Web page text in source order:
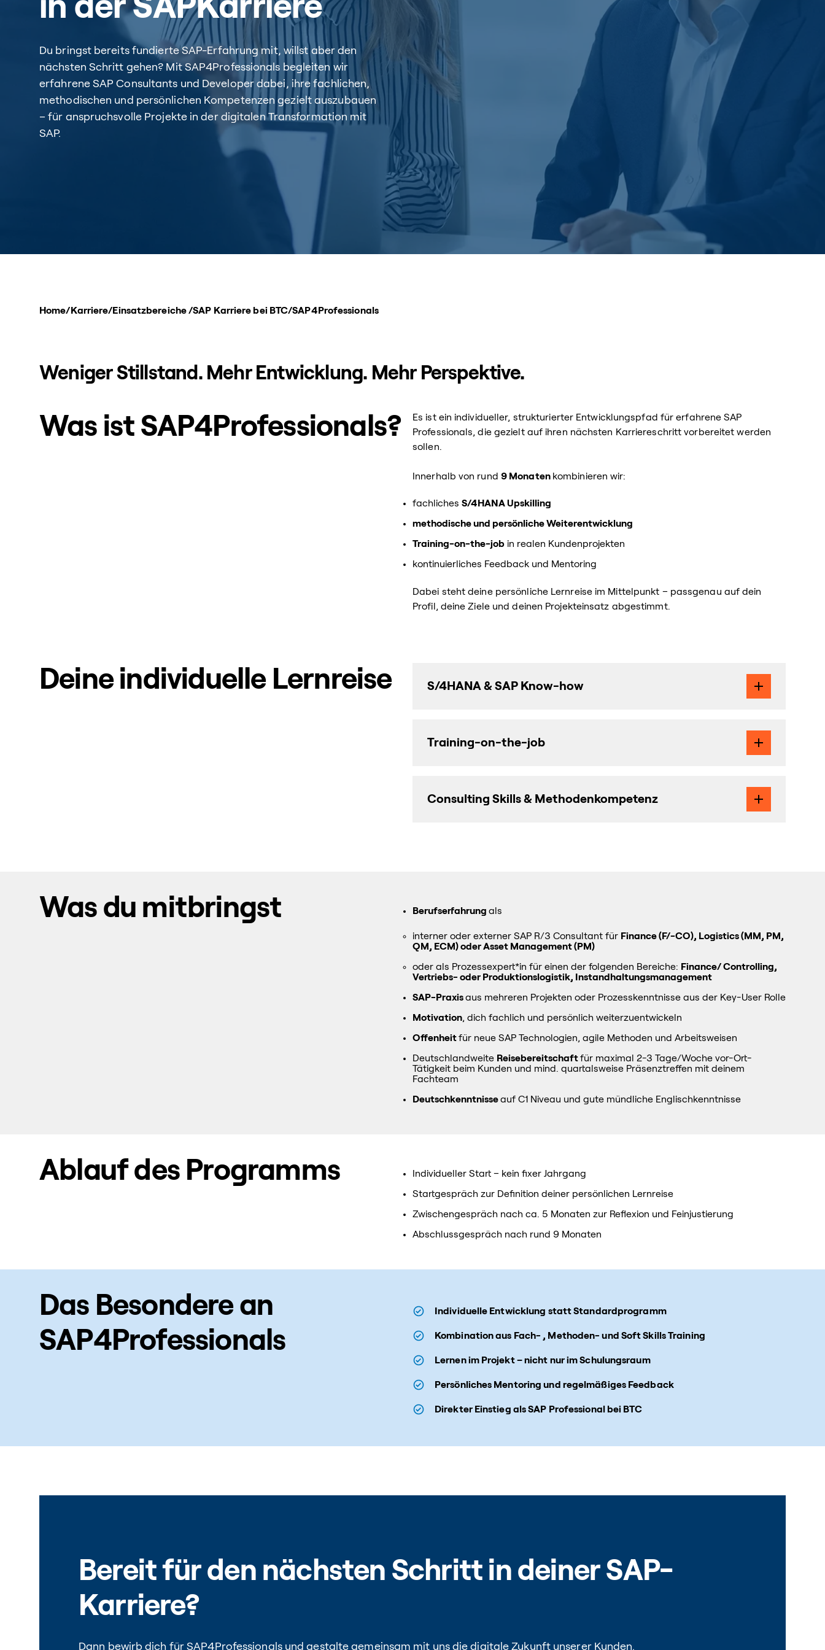
in der SAPKarriere
Du bringst bereits fundierte SAP-Erfahrung mit, willst aber den
nächsten Schritt gehen? Mit SAP4Professionals begleiten wir
erfahrene SAP Consultants und Developer dabei, ihre fachlichen,
methodischen und persönlichen Kompetenzen gezielt auszubauen
– für anspruchsvolle Projekte in der digitalen Transformation mit
SAP.
Home/Karriere/Einsatzbereiche/SAP Karriere bei BTC/SAP4Professionals
Weniger Stillstand. Mehr Entwicklung. Mehr Perspektive.
Was ist SAP4Professionals?
Es ist ein individueller, strukturierter Entwicklungspfad für erfahrene SAP
Professionals, die gezielt auf ihren nächsten Karriereschritt vorbereitet werden
sollen.
Innerhalb von rund 9 Monaten kombinieren wir:
fachliches S/4HANA Upskilling
methodische und persönliche Weiterentwicklung
Training-on-the-job in realen Kundenprojekten
kontinuierliches Feedback und Mentoring
Dabei steht deine persönliche Lernreise im Mittelpunkt – passgenau auf dein
Profil, deine Ziele und deinen Projekteinsatz abgestimmt.
Deine individuelle Lernreise S/4HANA & SAP Know-how
Training-on-the-job
Consulting Skills & Methodenkompetenz
Was du mitbringst Berufserfahrung als
interner oder externer SAP R/3 Consultant für Finance (F/-CO), Logistics (MM, PM,
QM, ECM) oder Asset Management (PM)
oder als Prozessexpert*in für einen der folgenden Bereiche: Finance/ Controlling,
Vertriebs- oder Produktionslogistik, Instandhaltungsmanagement
SAP-Praxisaus mehreren Projekten oder Prozesskenntnisse aus der Key-User Rolle
Motivation, dich fachlich und persönlich weiterzuentwickeln
Offenheitfür neue SAP Technologien, agile Methoden und Arbeitsweisen
Deutschlandweite Reisebereitschaftfür maximal 2-3 Tage/Woche vor-Ort-
Tätigkeit beim Kunden und mind. quartalsweise Präsenztreffen mit deinem
Fachteam
Deutschkenntnisseauf C1 Niveau und gute mündliche Englischkenntnisse
Ablauf des Programms Individueller Start – kein fixer Jahrgang
Startgespräch zur Definition deiner persönlichen Lernreise
Zwischengespräch nach ca. 5 Monaten zur Reflexion und Feinjustierung
Abschlussgespräch nach rund 9 Monaten
Das Besondere an
SAP4Professionals
Individuelle Entwicklung statt Standardprogramm
Kombination aus Fach- , Methoden- und Soft Skills Training
Lernen im Projekt – nicht nur im Schulungsraum
Persönliches Mentoring und regelmäßiges Feedback
Direkter Einstieg als SAP Professional bei BTC
Bereit für den nächsten Schritt in deiner SAP-
Karriere?
Dann bewirb dich für SAP4Professionals und gestalte gemeinsam mit uns die digitale Zukunft unserer Kunden.